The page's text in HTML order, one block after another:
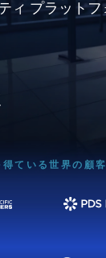
ィ プラットフ
得ている世界の顧客